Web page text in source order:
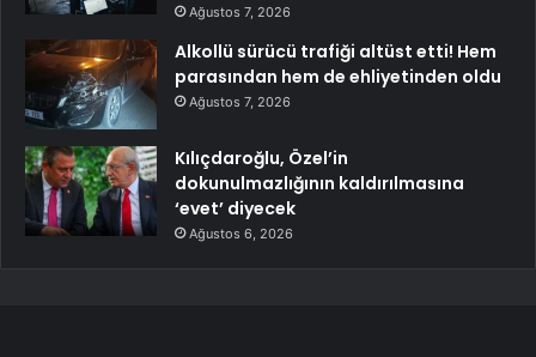
Ağustos 7, 2026
Alkollü sürücü trafiği altüst etti! Hem
parasından hem de ehliyetinden oldu
Ağustos 7, 2026
Kılıçdaroğlu, Özel’in
dokunulmazlığının kaldırılmasına
‘evet’ diyecek
Ağustos 6, 2026